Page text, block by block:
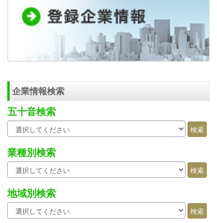
企業情報検索
五十音検索
業種別検索
地域別検索